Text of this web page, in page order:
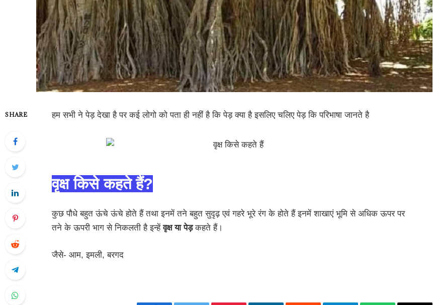
SHARE हम सभी ने पेड़ देखा है पर कई लोगो को पता ही नहीं है कि पेड़ क्या है इसलिए चलिए पेड़ कि परिभाषा जानते है
वृक्ष किसे कहते हैं?
कुछ पौधे बहुत ऊंचे ऊंचे होते हैं तथा इनमें तने बहुत सुदृढ़ एवं गहरे भूरे रंग के होते हैं इनमें शाखाएं भूमि से अधिक ऊपर पर
तने के ऊपरी भाग से निकलती है इन्हेंवृक्ष या पेड़कहते हैं।
जैसे- आम, इमली, बरगद